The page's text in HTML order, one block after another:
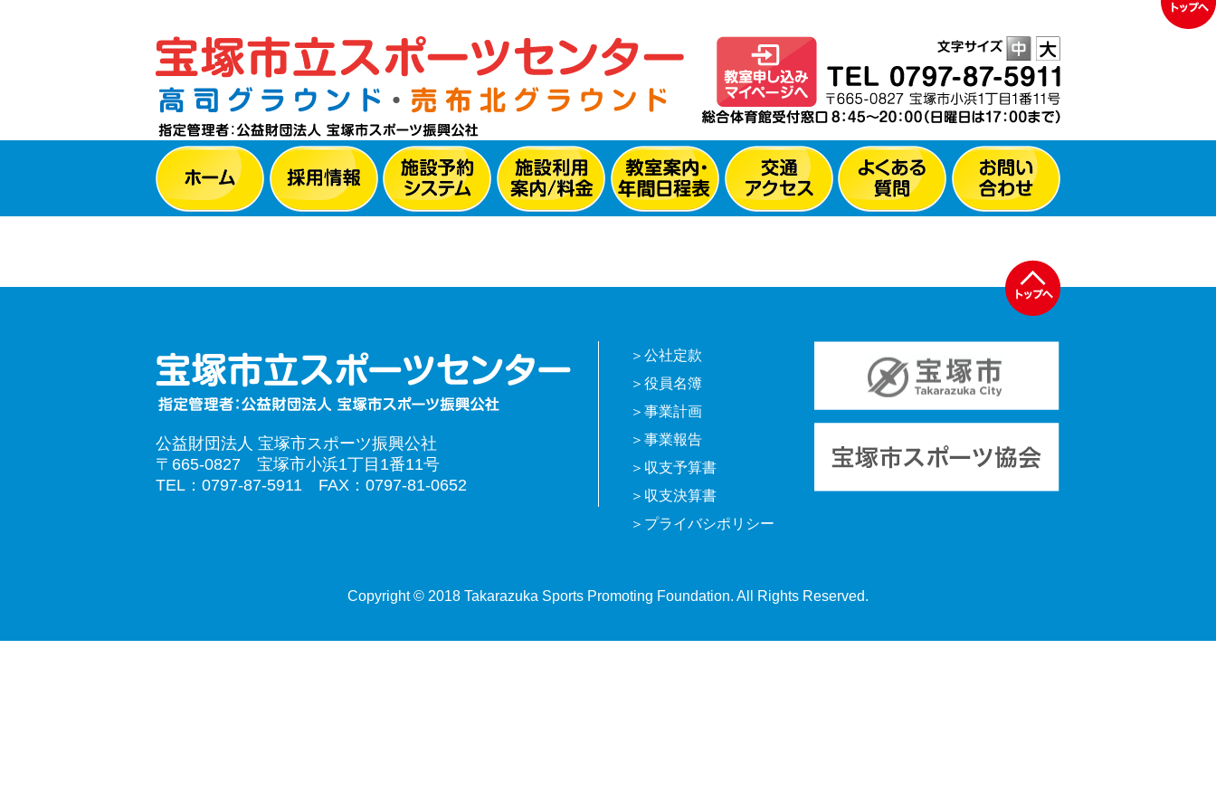
公益財団法人 宝塚市スポーツ振興公社
〒665-0827 宝塚市小浜1丁目1番11号
TEL：0797-87-5911 FAX：0797-81-0652
公社定款
役員名簿
事業計画
事業報告
収支予算書
収支決算書
プライバシポリシー
Copyright © 2018 Takarazuka Sports Promoting Foundation. All Rights Reserved.